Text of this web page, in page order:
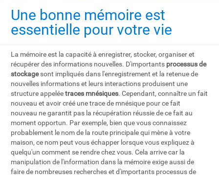
Une bonne mémoire est
essentielle pour votre vie
La mémoire est la capacité à enregistrer, stocker, organiser et
récupérer des informations nouvelles. D'importants processus de
stockagesont impliqués dans l'enregistrement et la retenue de
nouvelles informations et leurs interactions produisent une
structure appeléetraces mnésiques. Cependant, connaître un fait
nouveau et avoir créé une trace de mnésique pour ce fait
nouveau ne garantit pas la récupération réussie de ce fait au
moment opportun. Par exemple, bien que vous connaissez
probablement le nom de la route principale qui mène à votre
maison, ce nom peut vous échapper lorsque vous expliquez à
quelqu'un comment se rendre chez vous. Cela arrive car la
manipulation de l'information dans la mémoire exige aussi de
faire de nombreuses recherches et d'importants processus de